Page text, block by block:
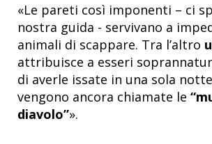
«Le pareti così imponenti – ci
nostra guida - servivano a
animali di scappare. Tra l’altro
attribuisce a esseri
di averle issate in una sola
vengono ancora chiamate le
diavolo”».